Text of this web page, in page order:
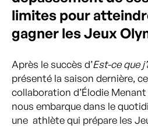
limites pour
gagner les Jeux
Après le succès d’Est-ce que
présenté la saison dernière,
collaboration d’Élodie
nous embarque dans le
une athlète qui prépare les